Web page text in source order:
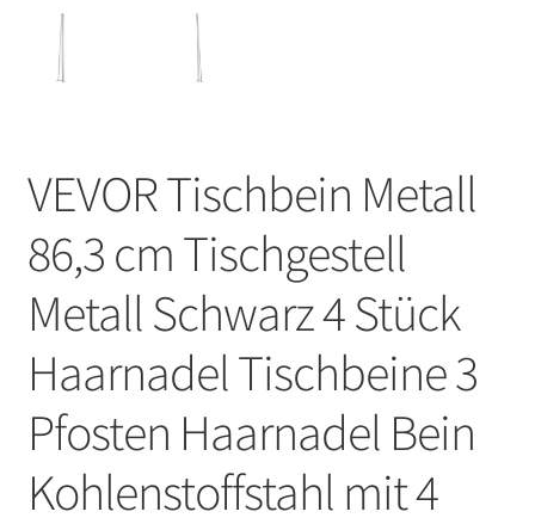
VEVOR Tischbein Metall
86,3 cm Tischgestell
Metall Schwarz 4 Stück
Haarnadel Tischbeine 3
Pfosten Haarnadel Bein
Kohlenstoffstahl mit 4